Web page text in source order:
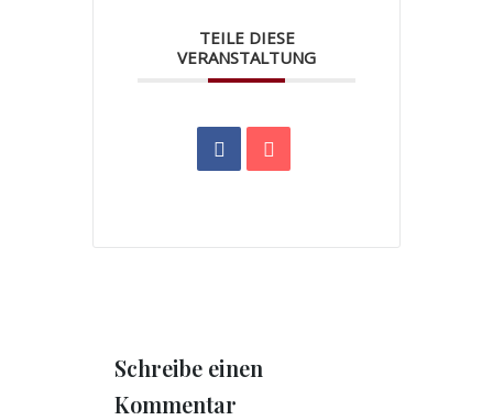
TEILE DIESE
VERANSTALTUNG
Schreibe einen
Kommentar